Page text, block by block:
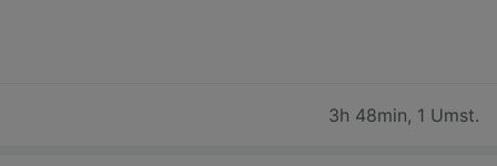
3h 48min, 1 Umst.